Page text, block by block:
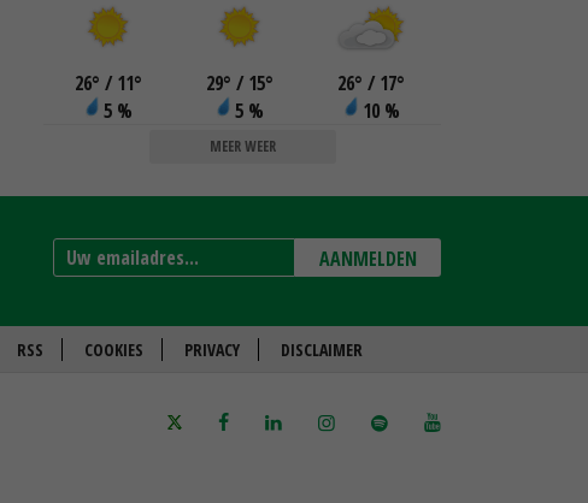
26° / 11°
5 %
29° / 15°
5 %
26° / 17°
10 %
MEER WEER
AANMELDEN
RSS COOKIES PRIVACY DISCLAIMER